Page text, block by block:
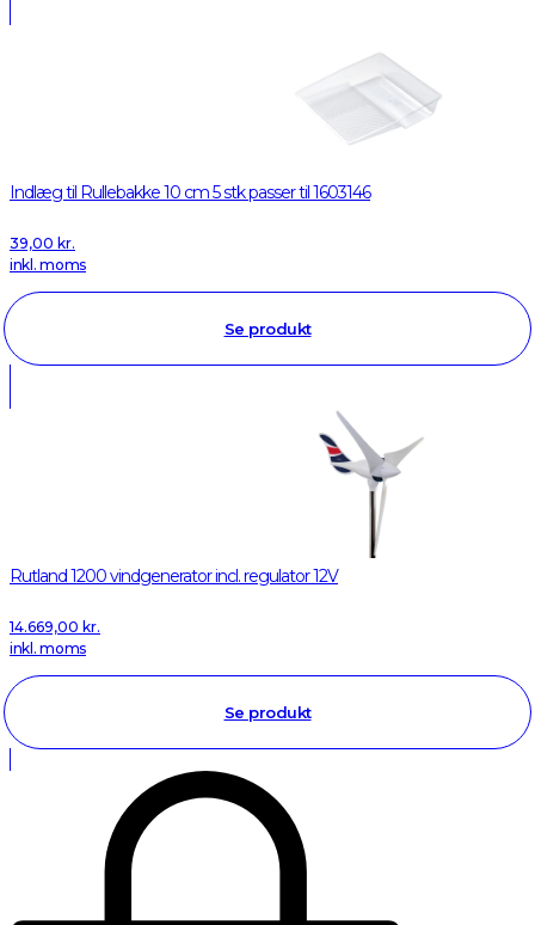
Indlæg til Rullebakke 10 cm 5 stk passer til 1603146
39,00 kr.
inkl. moms
Se produkt
Rutland 1200 vindgenerator incl. regulator 12V
14.669,00 kr.
inkl. moms
Se produkt